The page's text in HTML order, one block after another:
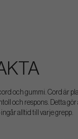
och gummi. Cord är
och respons. Detta
alltid till varje grepp.